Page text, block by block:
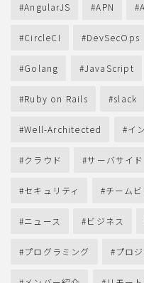
AngularJS APN
CircleCI DevSecOps
Golang JavaScript
Ruby on Rails slack
Well-Architected イ
クラウド サーバサイド
セキュリティ チーム
ニュース ビジネス
プログラミング プロ